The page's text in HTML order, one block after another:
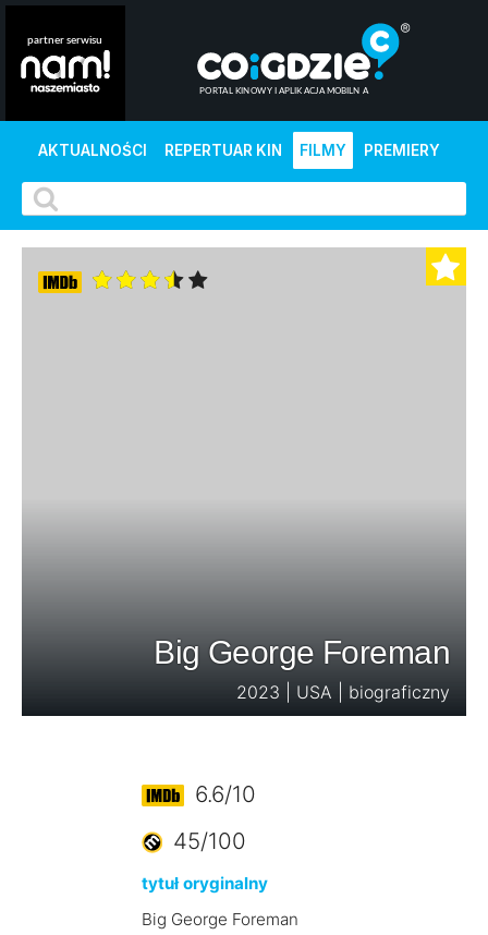
AKTUALNOŚCI REPERTUAR KIN FILMY PREMIERY
Big George Foreman
2023 | USA | biograficzny
6.6/10
45/100
tytuł oryginalny
Big George Foreman